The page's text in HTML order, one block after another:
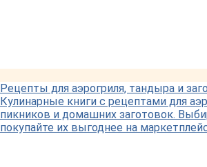
Рецепты для аэрогриля, тандыра и
Кулинарные книги с рецептами для
пикников и домашних заготовок.
покупайте их выгоднее на